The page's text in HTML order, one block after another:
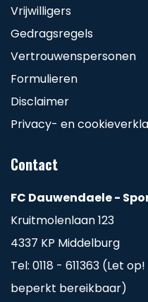
Vrijwilligers
Gedragsregels
Vertrouwenspersonen
Formulieren
Disclaimer
Privacy- en
Contact
FC Dauwendaele -
Kruitmolenlaan 123
4337 KP Middelburg
Tel: 0118 - 611363 (Let
beperkt bereikbaar)